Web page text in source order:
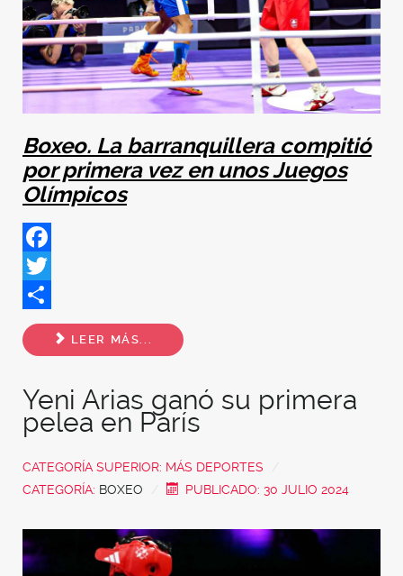
Boxeo. La barranquillera compitió
por primera vez en unos Juegos
Olímpicos
Facebook
Twitter
Share
LEER MÁS...
Yeni Arias ganó su primera
pelea en París
CATEGORÍA SUPERIOR: MÁS DEPORTES
CATEGORÍA: BOXEO PUBLICADO: 30 JULIO 2024